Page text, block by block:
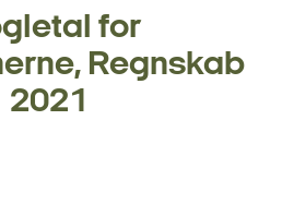
for
Regnskab
2021